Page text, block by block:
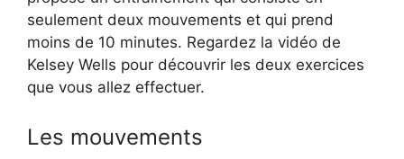
seulement deux mouvements et qui prend
moins de 10 minutes. Regardez la vidéo de
Kelsey Wells pour découvrir les deux exercices
que vous allez effectuer.
Les mouvements